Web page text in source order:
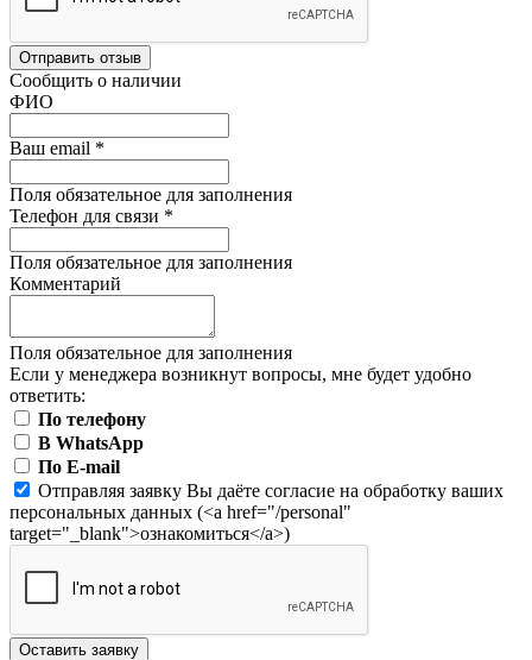
Отправить отзыв
Сообщить о наличии
ФИО
Ваш email *
Поля обязательное для заполнения
Телефон для связи *
Поля обязательное для заполнения
Комментарий
Поля обязательное для заполнения
Если у менеджера возникнут вопросы, мне будет удобно
ответить:
По телефону
В WhatsApp
По E-mail
Отправляя заявку Вы даёте согласие на обработку ваших
персональных данных (<a href="/personal"
target="_blank">ознакомиться</a>)
Оставить заявку